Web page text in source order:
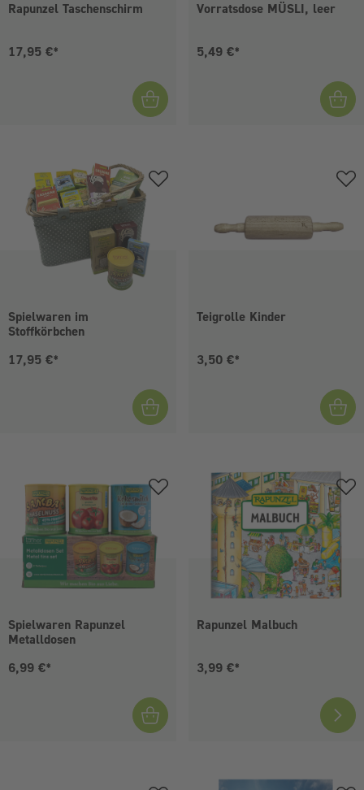
Rapunzel Taschenschirm
Aktueller Preis:
17,95 €*
Vorratsdose MÜSLI, leer
Aktueller Preis:
5,49 €*
Spielwaren im
Stoffkörbchen
Aktueller Preis:
17,95 €*
Teigrolle Kinder
Aktueller Preis:
3,50 €*
Spielwaren Rapunzel
Metalldosen
Aktueller Preis:
6,99 €*
Rapunzel Malbuch
Aktueller Preis:
3,99 €*